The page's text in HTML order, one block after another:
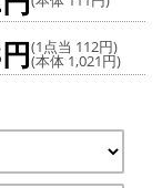
(1点当 112円)
(本体 1,021円)